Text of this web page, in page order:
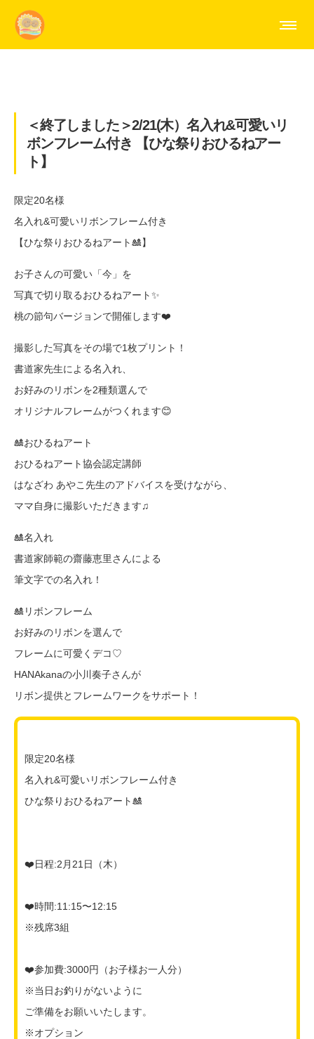
＜終了しました＞2/21(木）名入れ&可愛いリ
ボンフレーム付き 【ひな祭りおひるねアー
ト】
限定20名様
名入れ&可愛いリボンフレーム付き
【ひな祭りおひるねアート🎎】
お子さんの可愛い「今」を
写真で切り取るおひるねアート✨
桃の節句バージョンで開催します❤️
撮影した写真をその場で1枚プリント！
書道家先生による名入れ、
お好みのリボンを2種類選んで
オリジナルフレームがつくれます😊
🎎おひるねアート
おひるねアート協会認定講師
はなざわ あやこ先生のアドバイスを受けながら、
ママ自身に撮影いただきます♫
🎎名入れ
書道家師範の齋藤恵里さんによる
筆文字での名入れ！
🎎リボンフレーム
お好みのリボンを選んで
フレームに可愛くデコ♡
HANAkanaの小川奏子さんが
リボン提供とフレームワークをサポート！
限定20名様
名入れ&可愛いリボンフレーム付き
ひな祭りおひるねアート🎎
❤️日程:2月21日（木）
❤️時間:11:15〜12:15
※残席3組
❤️参加費:3000円（お子様お一人分）
※当日お釣りがないように
ご準備をお願いいたします。
※オプション